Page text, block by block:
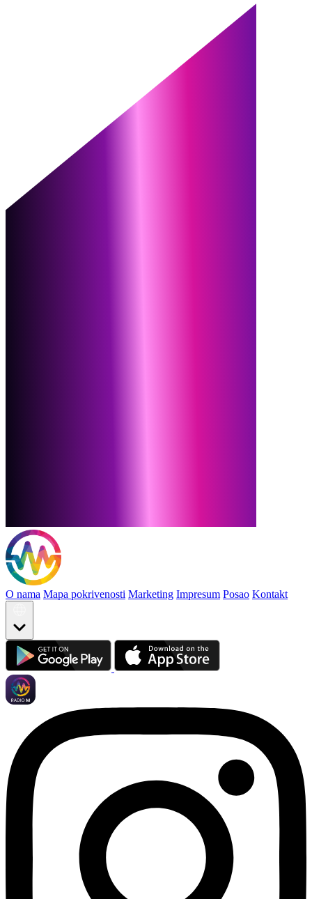
O nama Mapa pokrivenosti Marketing Impresum Posao Kontakt